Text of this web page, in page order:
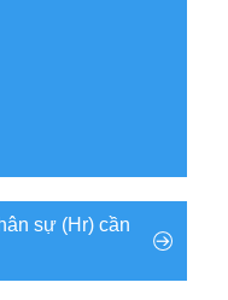
sự (Hr) cần